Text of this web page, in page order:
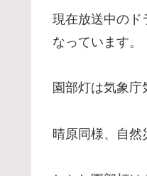
現在放送中のド
なっています。
園部灯は気象庁
晴原同様、自然